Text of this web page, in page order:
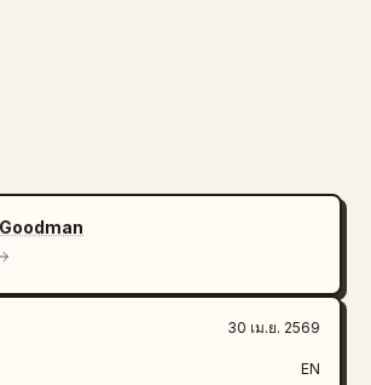
ารบิดเบือนแบบล้อเลียนเต็มรูปแบบ
ส่วนเหมือนคนจริง โดยเน้นการสร้างสไตล์
ดล้อมเดิมให้เป็นฉากที่สมจริงพร้อมความ
ป็นธรรมชาติ สร้างฉากให้เป็นเวทีแบบมิกซ์
วาดไฟแบบคอมิก สำเนียงแอนิเมชันแสน
ไตล์ถูกรวมเข้าไว้ในฐานะส่วนเสริมที่ตั้งใจ
30 เม.ย. 2569
EN